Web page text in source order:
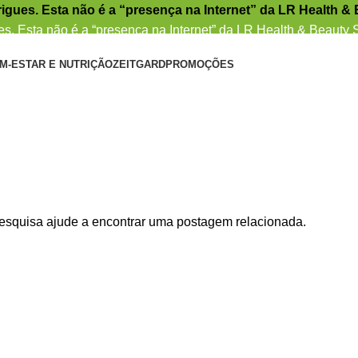
Esta não é a “presença na Internet” da LR Health &
Esta não é a “presença na Internet” da LR Health & Beauty
ESTAR E NUTRIÇÃOZEITGARDPROMOÇÕES
ajude a encontrar uma postagem relacionada.